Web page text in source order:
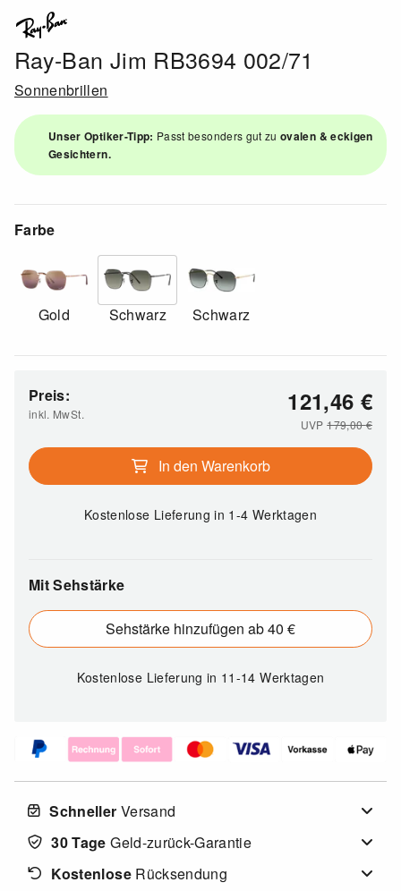
Ray-Ban Jim RB3694 002/71
Sonnenbrillen
Unser Optiker-Tipp: Passt besonders gut zuovalen & eckigen
Gesichtern.
Farbe
Gold Schwarz Schwarz
Preis:
inkl. MwSt. 121,46 €
UVP179,00€
In den Warenkorb
Kostenlose Lieferungin 1-4 Werktagen
Mit Sehstärke
Sehstärke hinzufügen ab 40 €
Kostenlose Lieferungin 11-14 Werktagen
Schneller Versand
30 Tage Geld-zurück-Garantie
KostenloseRücksendung